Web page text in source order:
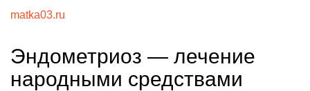
matka03.ru
Эндометриоз — лечение
народными средствами